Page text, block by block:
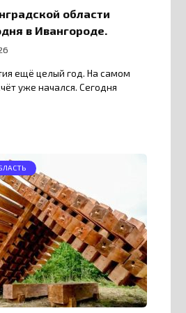
области
в Ивангороде.
ещё целый год. На самом
уже начался. Сегодня